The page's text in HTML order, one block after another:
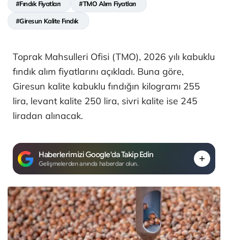
#Fındık Fiyatları #TMO Alım Fiyatları
#Giresun Kalite Fındık
Toprak Mahsulleri Ofisi (TMO), 2026 yılı kabuklu
fındık alım fiyatlarını açıkladı. Buna göre,
Giresun kalite kabuklu fındığın kilogramı 255
lira, levant kalite 250 lira, sivri kalite ise 245
liradan alınacak.
Haberlerimizi Google'da Takip Edin
Gelişmelerden anında haberdar olun.